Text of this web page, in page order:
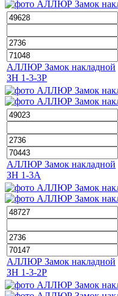
АЛЛЮР Замок накладной
ЗН 1-3-3Р
АЛЛЮР Замок накладной
ЗН 1-3А
АЛЛЮР Замок накладной
ЗН 1-3-2Р